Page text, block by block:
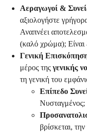
Αεραγωγοί &
αξιολογήστε
Αναπνέει
(καλό χρώμα); Είναι
Γενική
μέρος της γενικής
τη γενική του
Επίπεδο
Νυσταγμένος;
βρίσκεται,